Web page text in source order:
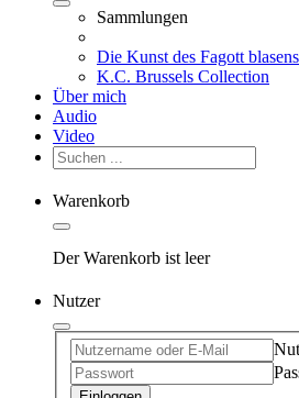
Sammlungen
Die Kunst des Fagott blasens
K.C. Brussels Collection
Über mich
Audio
Video
Warenkorb
Der Warenkorb ist leer
Nutzer